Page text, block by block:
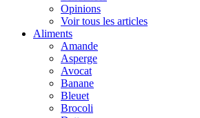
Opinions
Voir tous les articles
Aliments
Amande
Asperge
Avocat
Banane
Bleuet
Brocoli